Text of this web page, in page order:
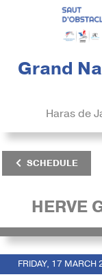
Grand
Haras de
SCHEDULE
HERVE
FRIDAY, 17 MARCH